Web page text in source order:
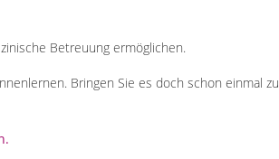
Betreuung ermöglichen.
Bringen Sie es doch schon einmal zu